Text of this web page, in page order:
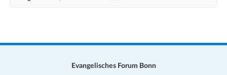
Evangelisches Forum Bonn